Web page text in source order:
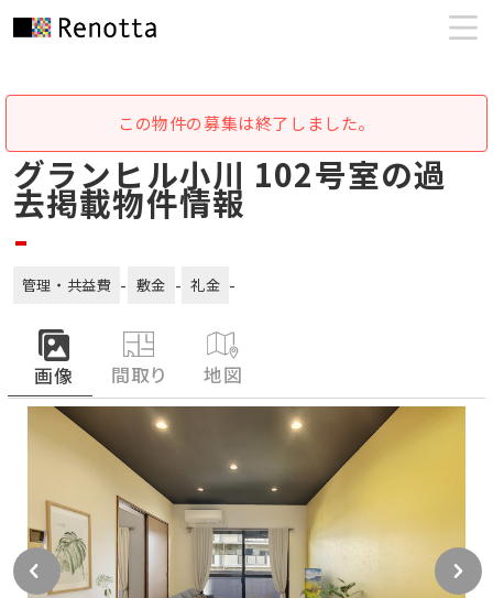
この物件の募集は終了しました。
グランヒル小川 102号室の過
去掲載物件情報
-
管理・共益費 - 敷金 - 礼金 -
画像 間取り 地図